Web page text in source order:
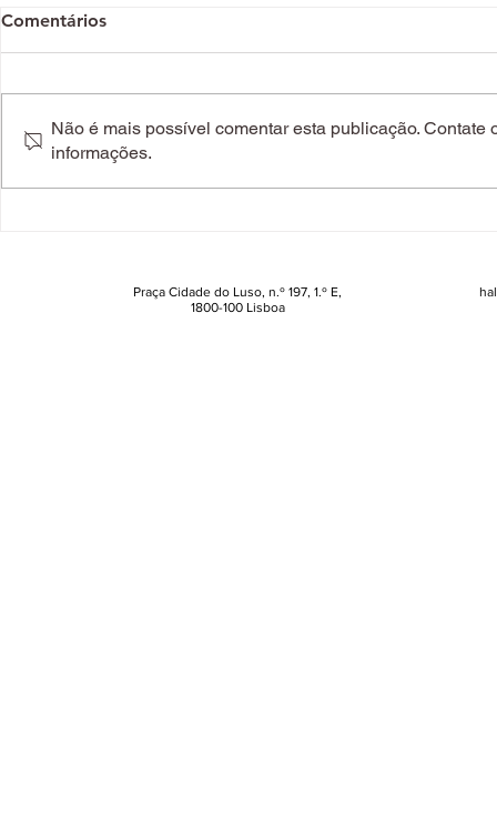
La Nena Coffee já chegou a
adora cerâmica
Leve e
Comentários
Não é mais possível comentar esta publicação. Contate
informações.
Praça Cidade do Luso, n.º 197, 1.º E,
1800-100 Lisboa